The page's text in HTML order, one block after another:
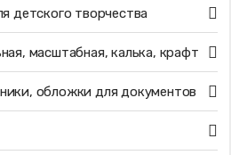
детского творчества
масштабная, калька, крафт
обложки для документов